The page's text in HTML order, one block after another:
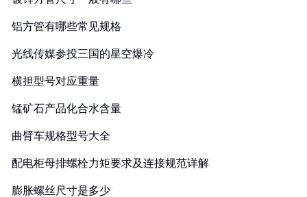
铝方管有哪些常见规格
光线传媒参投三国的星空爆冷
横担型号对应重量
锰矿石产品化合水含量
曲臂车规格型号大全
配电柜母排螺栓力矩要求及连接规范详解
膨胀螺丝尺寸是多少